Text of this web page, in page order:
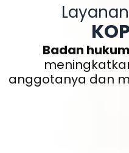
Badan
anggotanya dan